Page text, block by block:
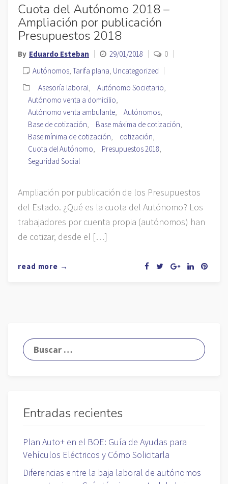
Cuota del Autónomo 2018 –
Ampliación por publicación
Presupuestos 2018
By Eduardo Esteban 29/01/2018
0
Autónomos Tarifa plana Uncategorized
Asesoría laboral
Autónomo Societario
Autónomo venta a domicilio
Autónomo venta ambulante
Autónomos
Base de cotización
Base máxima de cotización
Base mínima de cotización
cotización
Cuota del Autónomo
Presupuestos 2018
Seguridad Social
Ampliación por publicación de los Presupuestos
del Estado. ¿Qué es la cuota del Autónomo? Los
trabajadores por cuenta propia (autónomos) han
de cotizar, desde el […]
read more →
Entradas recientes
Plan Auto+ en el BOE: Guía de Ayudas para
Vehículos Eléctricos y Cómo Solicitarla
Diferencias entre la baja laboral de autónomos